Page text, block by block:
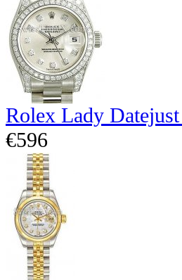
Rolex Lady
€596